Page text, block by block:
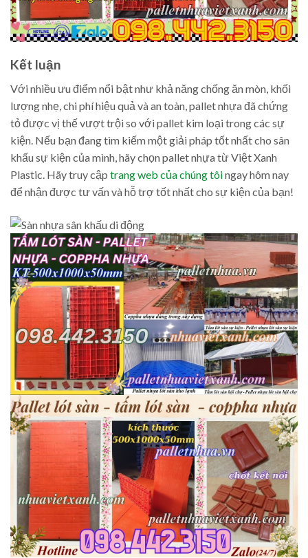
Kết luận
Với nhiều ưu điểm nổi bật như khả năng chống ăn mòn, khối
lượng nhẹ, chi phí hiệu quả và an toàn, pallet nhựa đã chứng
tỏ được vị thế vượt trội so với pallet kim loại trong các sự
kiện. Nếu bạn đang tìm kiếm một giải pháp tốt nhất cho sân
khấu sự kiện của mình, hãy chọn pallet nhựa từ Việt Xanh
Plastic. Hãy truy cập trang web của chúng tôingay hôm nay
để nhận được tư vấn và hỗ trợ tốt nhất cho sự kiện của bạn!